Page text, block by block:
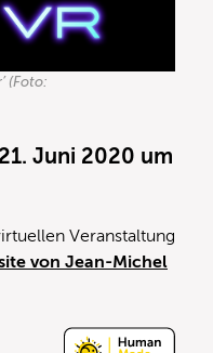
(Foto:
Juni 2020 um
Veranstaltung
von Jean-Michel